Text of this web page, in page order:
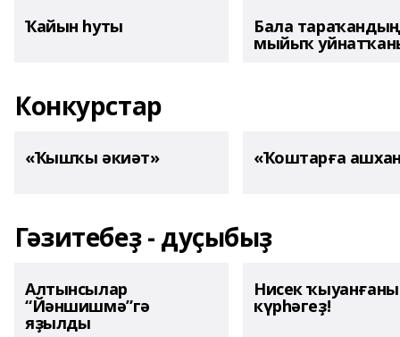
Ҡайын һуты Бала тараҡандың
мыйыҡ
Конкурстар
«Ҡышҡы әкиәт» «Ҡоштарға
Гәзитебеҙ - дуҫыбыҙ
Алтынсылар
“Йәншишмә”гә
яҙылды
Нисек
күрһәгеҙ!